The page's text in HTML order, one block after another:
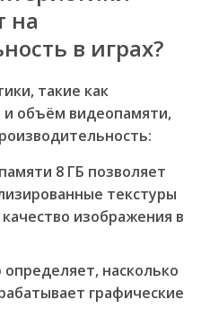
на
в играх?
такие как
и объём видеопамяти,
8 ГБ позволяет
текстуры
изображения в
определяет, насколько
графические